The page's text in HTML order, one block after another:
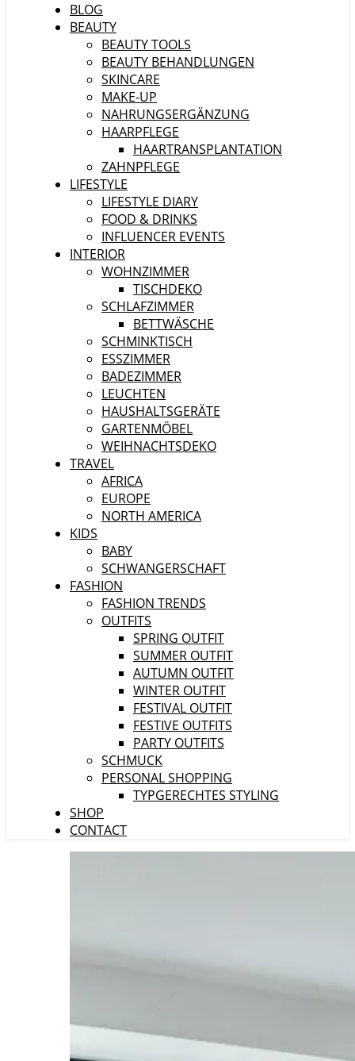
BLOG
BEAUTY
BEAUTY TOOLS
BEAUTY BEHANDLUNGEN
SKINCARE
MAKE-UP
NAHRUNGSERGÄNZUNG
HAARPFLEGE
HAARTRANSPLANTATION
ZAHNPFLEGE
LIFESTYLE
LIFESTYLE DIARY
FOOD & DRINKS
INFLUENCER EVENTS
INTERIOR
WOHNZIMMER
TISCHDEKO
SCHLAFZIMMER
BETTWÄSCHE
SCHMINKTISCH
ESSZIMMER
BADEZIMMER
LEUCHTEN
HAUSHALTSGERÄTE
GARTENMÖBEL
WEIHNACHTSDEKO
TRAVEL
AFRICA
EUROPE
NORTH AMERICA
KIDS
BABY
SCHWANGERSCHAFT
FASHION
FASHION TRENDS
OUTFITS
SPRING OUTFIT
SUMMER OUTFIT
AUTUMN OUTFIT
WINTER OUTFIT
FESTIVAL OUTFIT
FESTIVE OUTFITS
PARTY OUTFITS
SCHMUCK
PERSONAL SHOPPING
TYPGERECHTES STYLING
SHOP
CONTACT